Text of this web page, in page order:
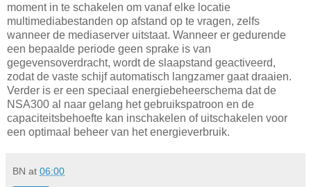
moment in te schakelen om vanaf elke locatie
multimediabestanden op afstand op te vragen, zelfs
wanneer de mediaserver uitstaat. Wanneer er gedurende
een bepaalde periode geen sprake is van
gegevensoverdracht, wordt de slaapstand geactiveerd,
zodat de vaste schijf automatisch langzamer gaat draaien.
Verder is er een speciaal energiebeheerschema dat de
NSA300 al naar gelang het gebruikspatroon en de
capaciteitsbehoefte kan inschakelen of uitschakelen voor
een optimaal beheer van het energieverbruik.
BN at 06:00